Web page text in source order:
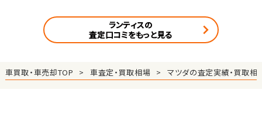
ランティスの
査定口コミをもっと見る
車買取・車売却TOP 車査定・買取相場 マツダの査定実績・買取相